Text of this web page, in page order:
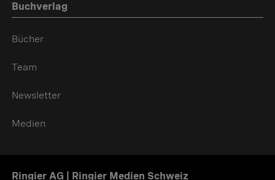
Buchverlag
Bücher
Team
Newsletter
Medien
Ringier AG | Ringier Medien Schweiz